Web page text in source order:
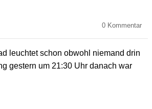
0 Kommentar
leuchtet schon obwohl niemand drin
gestern um 21:30 Uhr danach war